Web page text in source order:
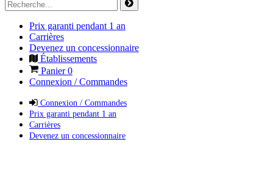
Prix garanti pendant 1 an
Carrières
Devenez un concessionnaire
Établissements
Panier0
Connexion / Commandes
Connexion / Commandes
Prix garanti pendant 1 an
Carrières
Devenez un concessionnaire